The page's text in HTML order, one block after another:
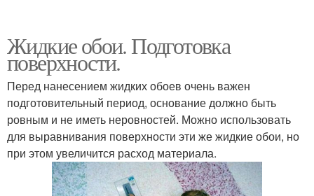
Жидкие обои. Подготовка
поверхности.
Перед нанесением жидких обоев очень важен
подготовительный период, основание должно быть
ровным и не иметь неровностей. Можно использовать
для выравнивания поверхности эти же жидкие обои, но
при этом увеличится расход материала.